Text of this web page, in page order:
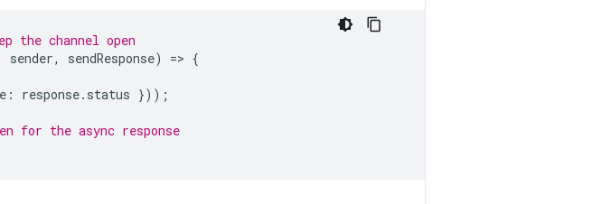
the channel open
sender, sendResponse) => {
: response. status }));
for the async response